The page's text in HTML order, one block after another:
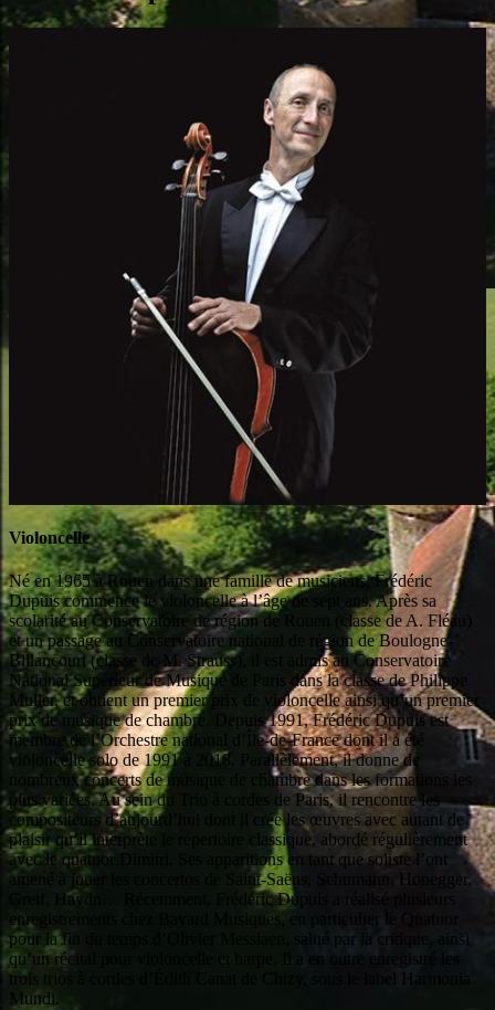
Violoncelle
Né en 1965 à Rouen dans une famille de musiciens, Frédéric
Dupuis commence le violoncelle à l’âge de sept ans. Après sa
scolarité au Conservatoire de région de Rouen (classe de A. Fléau)
et un passage au Conservatoire national de région de Boulogne-
Billancourt (classe de M. Strauss), il est admis au Conservatoire
National Supérieur de Musique de Paris dans la classe de Philippe
Muller, et obtient un premier prix de violoncelle ainsi qu’un premier
prix de musique de chambre. Depuis 1991, Frédéric Dupuis est
membre de l’Orchestre national d’Île-de-France dont il a été
violoncelle solo de 1991 à 2018. Parallèlement, il donne de
nombreux concerts de musique de chambre dans les formations les
plus variées. Au sein du Trio à cordes de Paris, il rencontre les
compositeurs d’aujourd’hui dont il crée les œuvres avec autant de
plaisir qu’il interprète le répertoire classique, abordé régulièrement
avec le quatuor Dimitri. Ses apparitions en tant que soliste l’ont
amené à jouer les concertos de Saint-Saëns, Schumann, Honegger,
Greif, Haydn… Récemment, Frédéric Dupuis a réalisé plusieurs
enregistrements chez Bayard Musiques, en particulier le Quatuor
pour la fin du temps d’Olivier Messiaen, salué par la critique, ainsi
qu’un récital pour violoncelle et harpe. Il a en outre enregistré les
trois trios à cordes d’Édith Canat de Chizy, sous le label Harmonia
Mundi.